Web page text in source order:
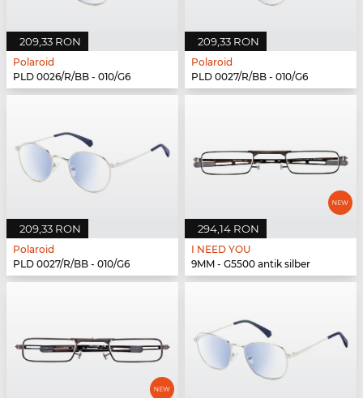
209,33 RON
Polaroid
PLD 0026/R/BB - 010/G6
209,33 RON
Polaroid
PLD 0027/R/BB - 010/G6
209,33 RON
Polaroid
PLD 0027/R/BB - 010/G6
294,14 RON
I NEED YOU
9MM - G5500 antik silber